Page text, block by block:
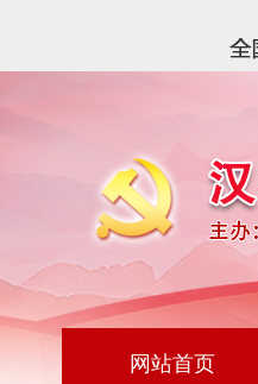
网站首页